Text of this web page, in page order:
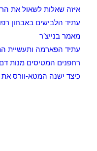
איזה שאלות לשאול את
עתיד הלבישים באבחון
מאמר בנייצ’ר
עתיד הפארמה ותעשיית
רחפנים המטיסים מנות
כיצד ישנה המטא-וורס את